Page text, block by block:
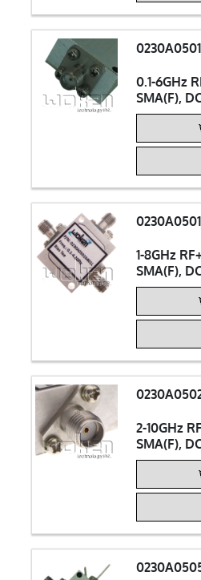
0.1-6GHz
SMA(F),
500mA
1-8GHz
SMA(F),
250mA
2-10GHz
SMA(F),
250mA